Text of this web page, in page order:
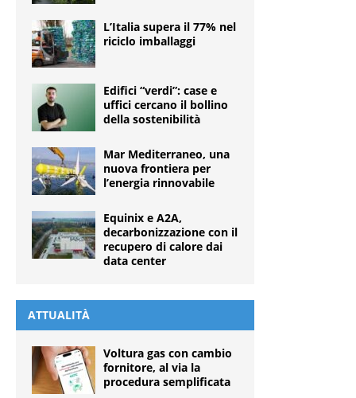
L’Italia supera il 77% nel
riciclo imballaggi
Edifici “verdi”: case e
uffici cercano il bollino
della sostenibilità
Mar Mediterraneo, una
nuova frontiera per
l’energia rinnovabile
Equinix e A2A,
decarbonizzazione con il
recupero di calore dai
data center
ATTUALITÀ
Voltura gas con cambio
fornitore, al via la
procedura semplificata